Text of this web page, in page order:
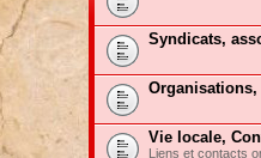
Syndicats,
Vie locale,
Liens et contacts